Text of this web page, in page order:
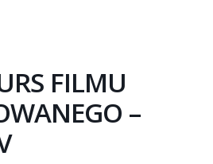
FILMU
–